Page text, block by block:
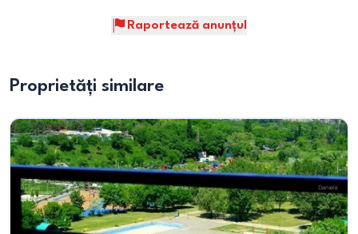
Raportează anunțul
Proprietăți similare